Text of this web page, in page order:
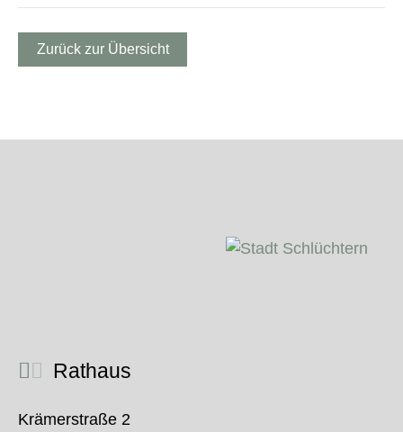
Zurück zur Übersicht
Rathaus
Krämerstraße 2